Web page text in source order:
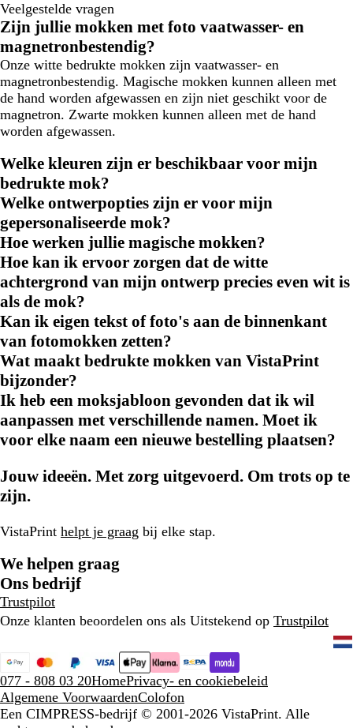
Veelgestelde vragen
Zijn jullie mokken met foto vaatwasser- en
magnetronbestendig?
Onze witte bedrukte mokken zijn vaatwasser- en
magnetronbestendig. Magische mokken kunnen alleen met
de hand worden afgewassen en zijn niet geschikt voor de
magnetron. Zwarte mokken kunnen alleen met de hand
worden afgewassen.
Welke kleuren zijn er beschikbaar voor mijn
bedrukte mok?
Welke ontwerpopties zijn er voor mijn
gepersonaliseerde mok?
Hoe werken jullie magische mokken?
Hoe kan ik ervoor zorgen dat de witte
achtergrond van mijn ontwerp precies even wit is
als de mok?
Kan ik eigen tekst of foto's aan de binnenkant
van fotomokken zetten?
Wat maakt bedrukte mokken van VistaPrint
bijzonder?
Ik heb een moksjabloon gevonden dat ik wil
aanpassen met verschillende namen. Moet ik
voor elke naam een nieuwe bestelling plaatsen?
Jouw ideeën. Met zorg uitgevoerd. Om trots op te
zijn.
VistaPrint helpt je graag bij elke stap.
We helpen graag
Ons bedrijf
Trustpilot
Onze klanten beoordelen ons als Uitstekend op Trustpilot
077 - 808 03 20HomePrivacy- en cookiebeleid
Algemene VoorwaardenColofon
Een CIMPRESS-bedrijf © 2001-2026 VistaPrint. Alle